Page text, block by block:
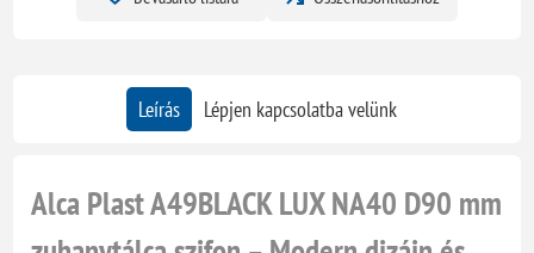
Leírás Lépjen kapcsolatba velünk
Alca Plast A49BLACK LUX NA40 D90 mm